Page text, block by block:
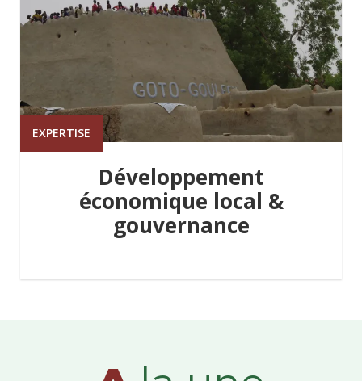
EXPERTISE
Développement
économique local &
gouvernance